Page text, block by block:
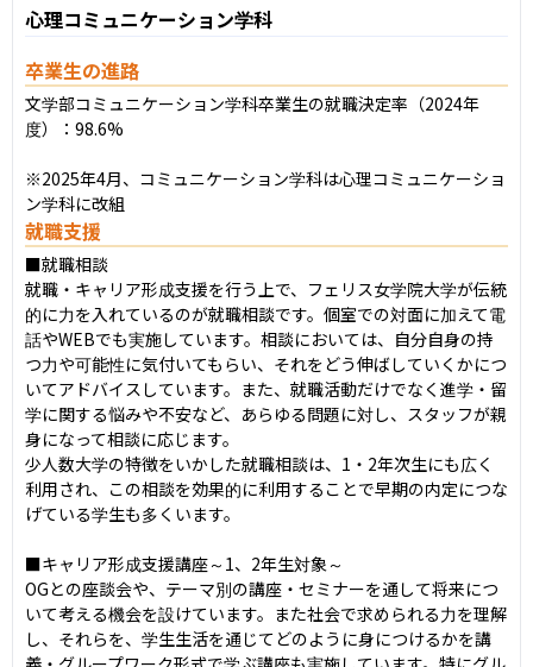
心理コミュニケーション学科
卒業生の進路
文学部コミュニケーション学科卒業生の就職決定率（2024年
度）：98.6%
※2025年4月、コミュニケーション学科は心理コミュニケーショ
ン学科に改組
就職支援
■就職相談
就職・キャリア形成支援を行う上で、フェリス女学院大学が伝統
的に力を入れているのが就職相談です。個室での対面に加えて電
話やWEBでも実施しています。相談においては、自分自身の持
つ力や可能性に気付いてもらい、それをどう伸ばしていくかにつ
いてアドバイスしています。また、就職活動だけでなく進学・留
学に関する悩みや不安など、あらゆる問題に対し、スタッフが親
身になって相談に応じます。
少人数大学の特徴をいかした就職相談は、1・2年次生にも広く
利用され、この相談を効果的に利用することで早期の内定につな
げている学生も多くいます。
■キャリア形成支援講座～1、2年生対象～
OGとの座談会や、テーマ別の講座・セミナーを通して将来につ
いて考える機会を設けています。また社会で求められる力を理解
し、それらを、学生生活を通じてどのように身につけるかを講